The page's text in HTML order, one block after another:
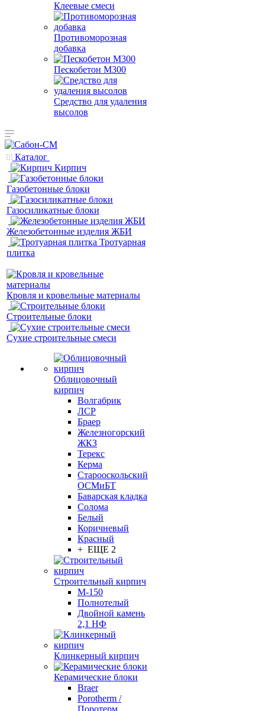
Клеевые смеси
Противоморозная
добавка
Пескобетон М300
Средство для удаления
высолов
Каталог
Кирпич
Газобетонные блоки
Газосиликатные блоки
Железобетонные изделия ЖБИ
Тротуарная
плитка
Кровля и кровельные материалы
Строительные блоки
Сухие строительные смеси
Облицовочный
кирпич
Волгабрик
ЛСР
Браер
Железногорский
ЖКЗ
Терекс
Керма
Старооскольский
ОСМиБТ
Баварская кладка
Солома
Белый
Коричневый
Красный
+ ЕЩЕ 2
Строительный кирпич
М-150
Полнотелый
Двойной камень
2,1 НФ
Клинкерный кирпич
Керамические блоки
Braer
Porotherm /
Поротерм